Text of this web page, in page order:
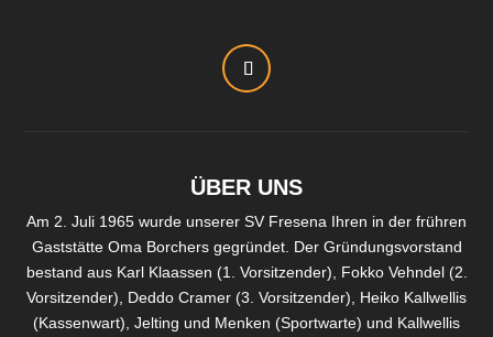
ÜBER UNS
Am 2. Juli 1965 wurde unserer SV Fresena Ihren in der frühren
Gaststätte Oma Borchers gegründet. Der Gründungsvorstand
bestand aus Karl Klaassen (1. Vorsitzender), Fokko Vehndel (2.
Vorsitzender), Deddo Cramer (3. Vorsitzender), Heiko Kallwellis
(Kassenwart), Jelting und Menken (Sportwarte) und Kallwellis